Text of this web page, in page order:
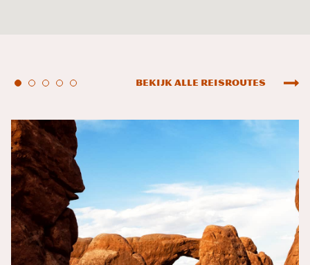
Bekijk alle reisroutes